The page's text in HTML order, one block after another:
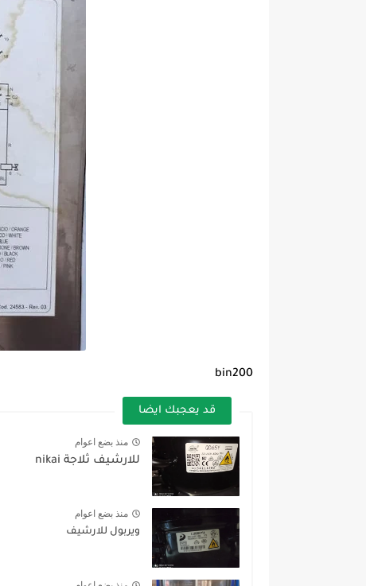
bin200
قد يعجبك ايضا
منذ بضع اعوام
للارشيف ثلاجة nikai
منذ بضع اعوام
ويربول للارشيف